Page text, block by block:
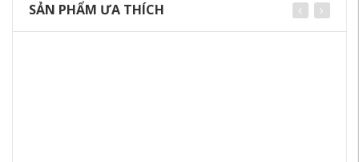
SẢN PHẨM ƯA THÍCH